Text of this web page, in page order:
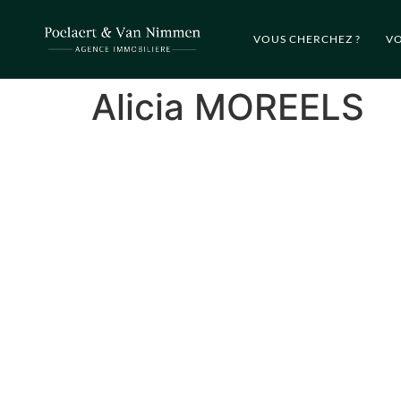
VOUS CHERCHEZ ?
Alicia MOREELS